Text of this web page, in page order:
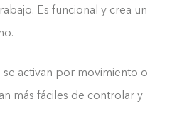
Es funcional y crea un
se activan por movimiento o
más fáciles de controlar y